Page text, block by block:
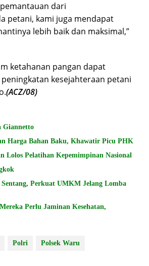
dari
petani, kami juga mendapat
lebih baik dan maksimal,”
ketahanan pangan dapat
kesejahteraan petani
(ACZ/08)
Giannetto
Harga Bahan Baku, Khawatir Picu PHK
Lolos Pelatihan Kepemimpinan Nasional
Perkuat UMKM Jelang Lomba
Perlu Jaminan Kesehatan,
Polri Polsek Waru